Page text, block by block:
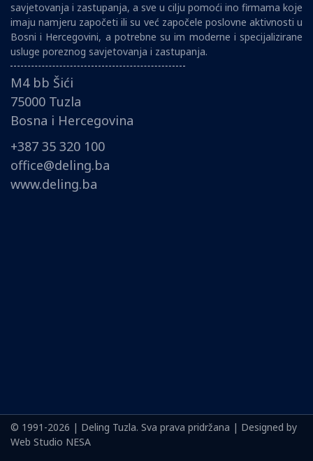
savjetovanja i zastupanja, a sve u cilju pomoći ino firmama koje
imaju namjeru započeti ili su već započele poslovne aktivnosti u
Bosni i Hercegovini, a potrebne su im moderne i specijalizirane
usluge poreznog savjetovanja i zastupanja.
M4 bb Šići
75000 Tuzla
Bosna i Hercegovina
+387 35 320 100
office@deling.ba
www.deling.ba
© 1991-2026 | Deling Tuzla. Sva prava pridržana | Designed by
Web Studio NESA